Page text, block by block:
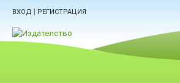
ВХОД | РЕГИСТРАЦИЯ